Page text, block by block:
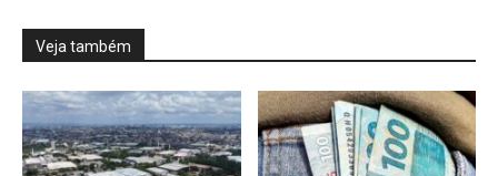
Veja também